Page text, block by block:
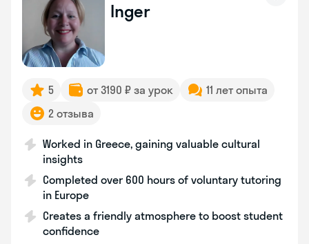
Inger
5 от 3190 ₽ за урок
11 лет опыта
2 отзыва
Worked in Greece, gaining valuable cultural
insights
Completed over 600 hours of voluntary tutoring
in Europe
Creates a friendly atmosphere to boost student
confidence